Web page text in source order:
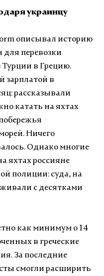
украинцу
описывал историю
для перевозки
в Грецию.
зарплатой в
рассказывали
катать на яхтах
Ничего
Однако многие
яхтах россияне
полиции: суда, на
с десятками
как минимум о 14
в греческие
За последние
смогли расширить